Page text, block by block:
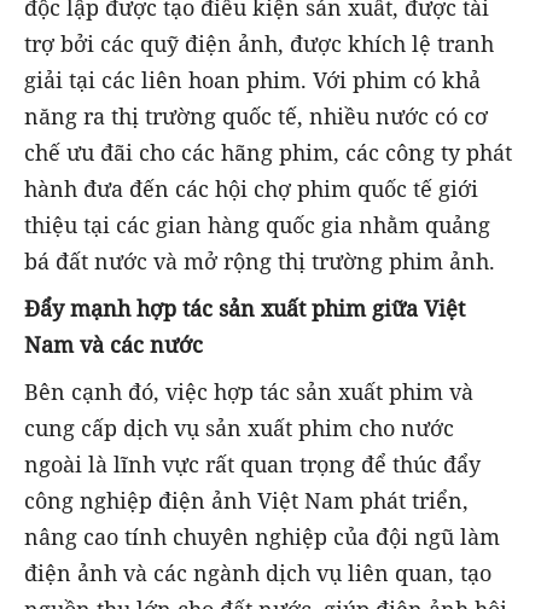
độc lập được tạo điều kiện sản xuất, được tài
trợ bởi các quỹ điện ảnh, được khích lệ tranh
giải tại các liên hoan phim. Với phim có khả
năng ra thị trường quốc tế, nhiều nước có cơ
chế ưu đãi cho các hãng phim, các công ty phát
hành đưa đến các hội chợ phim quốc tế giới
thiệu tại các gian hàng quốc gia nhằm quảng
bá đất nước và mở rộng thị trường phim ảnh.
Đẩy mạnh hợp tác sản xuất phim giữa Việt
Nam và các nước
Bên cạnh đó, việc hợp tác sản xuất phim và
cung cấp dịch vụ sản xuất phim cho nước
ngoài là lĩnh vực rất quan trọng để thúc đẩy
công nghiệp điện ảnh Việt Nam phát triển,
nâng cao tính chuyên nghiệp của đội ngũ làm
điện ảnh và các ngành dịch vụ liên quan, tạo